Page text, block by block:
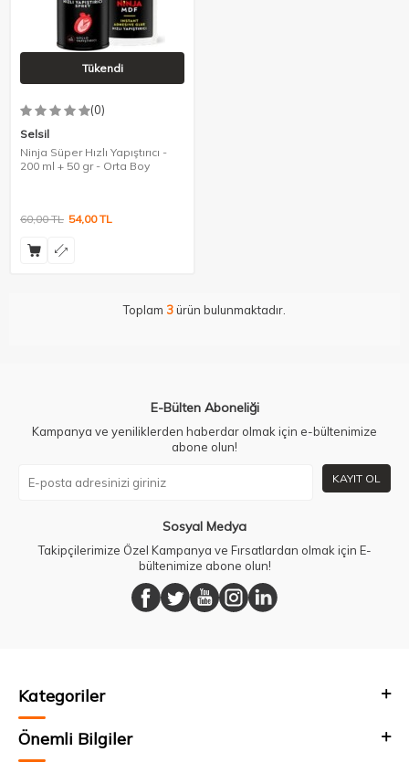
Tükendi
(0)
Selsil
Ninja Süper Hızlı Yapıştırıcı -
200 ml + 50 gr - Orta Boy
60,00TL 54,00TL
Toplam 3ürün bulunmaktadır.
E-Bülten Aboneliği
Kampanya ve yeniliklerden haberdar olmak için e-bültenimize
abone olun!
KAYIT OL
Sosyal Medya
Takipçilerimize Özel Kampanya ve Fırsatlardan olmak için E-
bültenimize abone olun!
Kategoriler
Önemli Bilgiler